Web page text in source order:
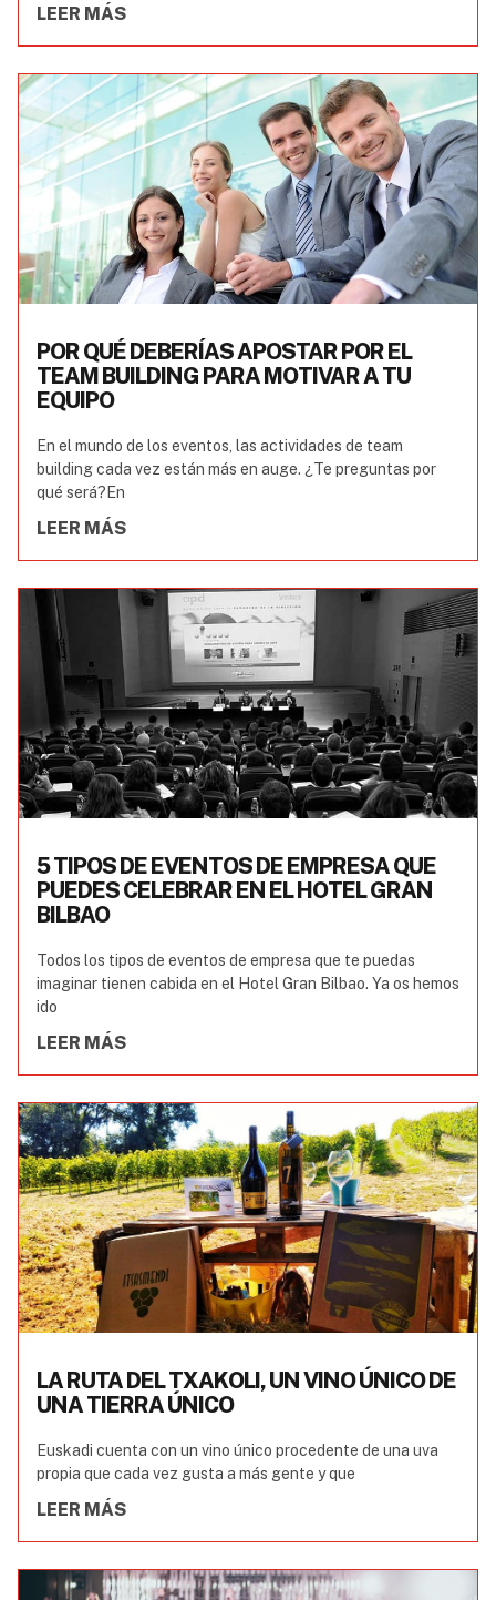
LEER MÁS
POR QUÉ DEBERÍAS APOSTAR POR EL
TEAM BUILDING PARA MOTIVAR A TU
EQUIPO
En el mundo de los eventos, las actividades de team
building cada vez están más en auge. ¿Te preguntas por
qué será?En
LEER MÁS
5 TIPOS DE EVENTOS DE EMPRESA QUE
PUEDES CELEBRAR EN EL HOTEL GRAN
BILBAO
Todos los tipos de eventos de empresa que te puedas
imaginar tienen cabida en el Hotel Gran Bilbao. Ya os hemos
ido
LEER MÁS
LA RUTA DEL TXAKOLI, UN VINO ÚNICO DE
UNA TIERRA ÚNICO
Euskadi cuenta con un vino único procedente de una uva
propia que cada vez gusta a más gente y que
LEER MÁS